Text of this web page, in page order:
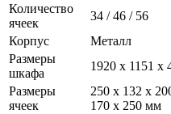
Количество
ячеек
34 / 46 / 56
Корпус
Металл
Размеры
шкафа
1920 x 1151 x
Размеры
ячеек
250 x 132 x
170 х 250 мм